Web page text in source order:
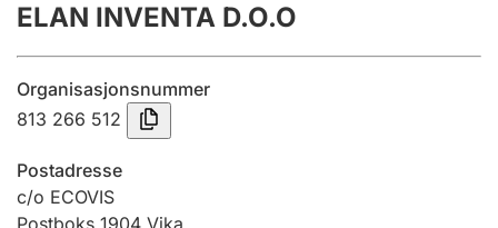
Innsending og forseinkingsgebyr
Tinglysing
ELAN INVENTA D.O.O
Organisasjonsnummer
813 266 512
Postadresse
c/o ECOVIS
Postboks 1904 Vika